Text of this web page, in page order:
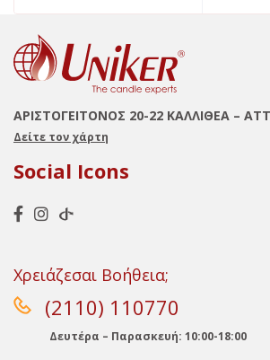
ΑΡΙΣΤΟΓΕΙΤΟΝΟΣ 20-22 ΚΑΛΛΙΘΕΑ –
Δείτε τον χάρτη
Social Icons
Χρειάζεσαι Βοήθεια;
(2110) 110770
Δευτέρα – Παρασκευή: 10:00-18:00